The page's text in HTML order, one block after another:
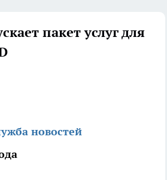
пакет услуг для
новостей